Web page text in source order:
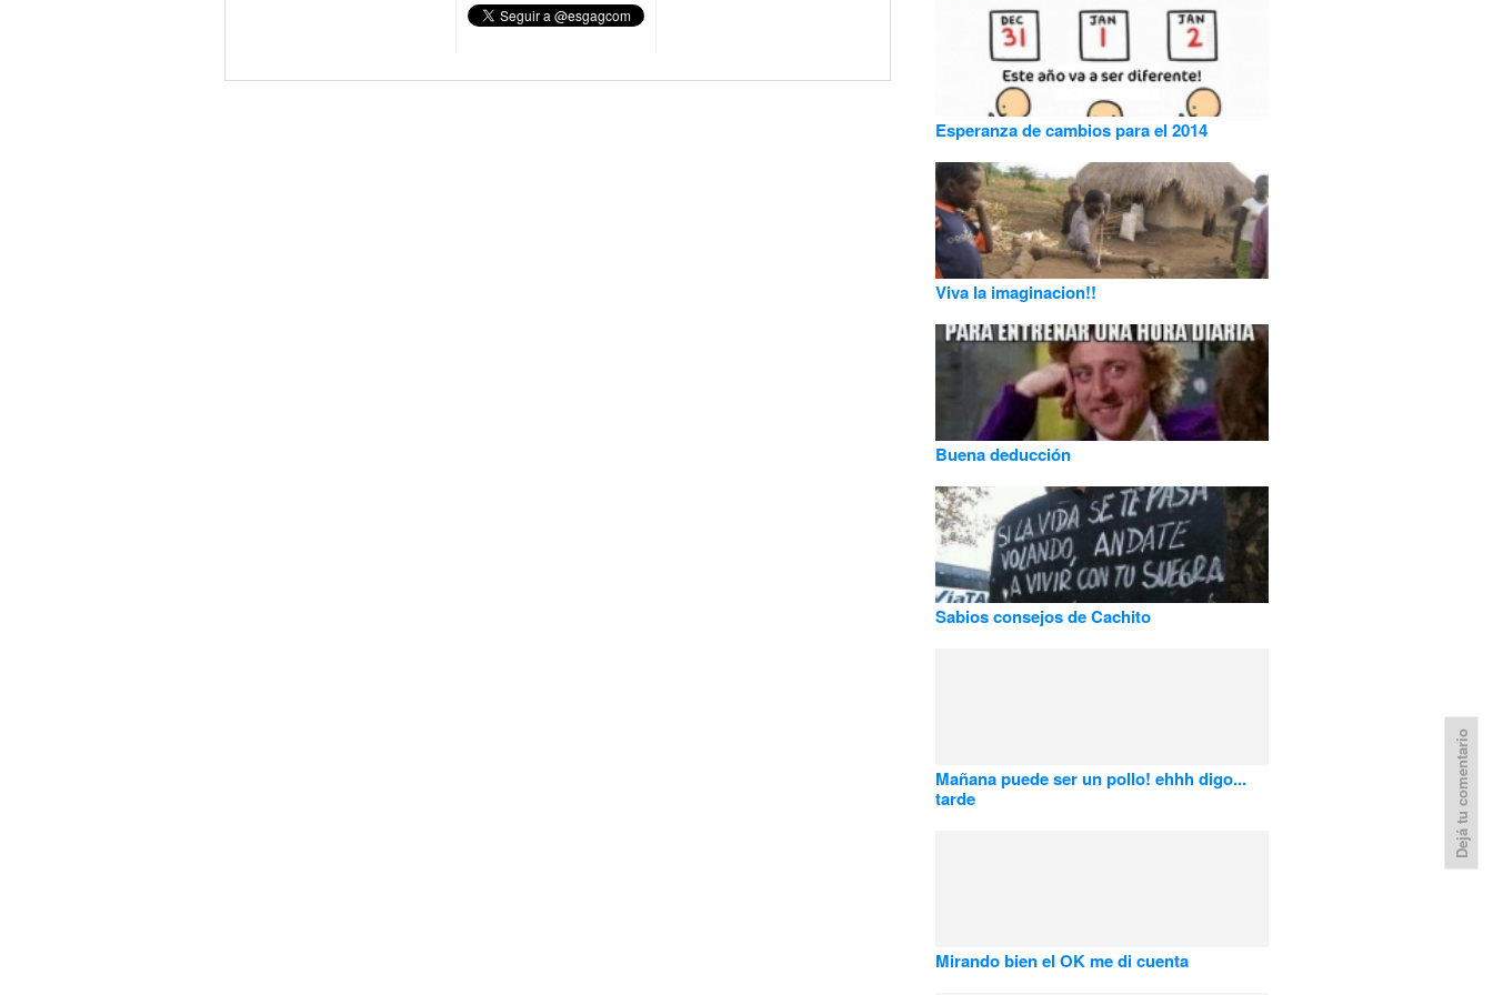
Esperanza de cambios para el 2014
Viva la imaginacion!!
Buena deducción
Sabios consejos de Cachito
Mañana puede ser un pollo! ehhh digo...
tarde
Mirando bien el OK me di cuenta
Dejá tu comentario